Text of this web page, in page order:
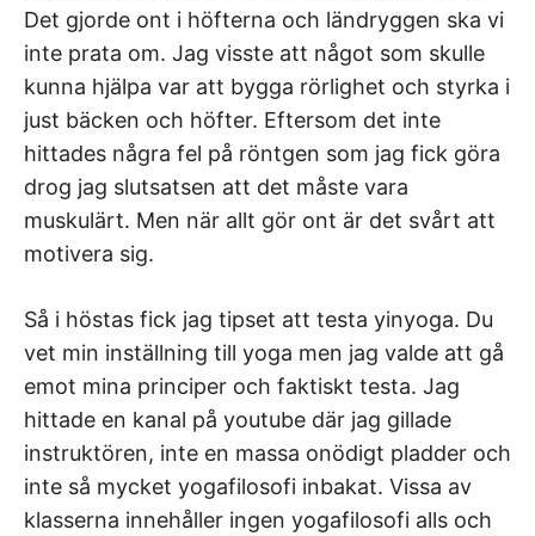
Det gjorde ont i höfterna och ländryggen ska vi
inte prata om. Jag visste att något som skulle
kunna hjälpa var att bygga rörlighet och styrka i
just bäcken och höfter. Eftersom det inte
hittades några fel på röntgen som jag fick göra
drog jag slutsatsen att det måste vara
muskulärt. Men när allt gör ont är det svårt att
motivera sig.
Så i höstas fick jag tipset att testa yinyoga. Du
vet min inställning till yoga men jag valde att gå
emot mina principer och faktiskt testa. Jag
hittade en kanal på youtube där jag gillade
instruktören, inte en massa onödigt pladder och
inte så mycket yogafilosofi inbakat. Vissa av
klasserna innehåller ingen yogafilosofi alls och